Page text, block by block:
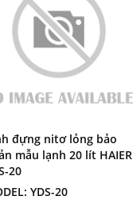
đựng nitơ lỏng bảo
mẫu lạnh 20 lít HAIER
20
YDS-20